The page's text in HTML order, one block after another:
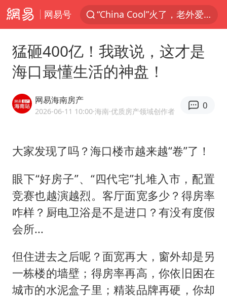
网易号
“China Cool”火了，老外爱上中国避暑游
张本智和：零封向鹏不意外
泰国初中生饮弹自尽前开了26枪
美股创4月份以来最大单周涨幅
台风白海豚登陆点缩圈
泰国校园枪击事件已致8死30余伤
光伏八巨头签署“不低于成本价”倡议
猛砸400亿！我敢说，这才是
海口最懂生活的神盘！
网易海南房产
2026-06-11 10:00·海南·优质房产领域创作者
0
大家发现了吗？海口楼市越来越“卷”了！
眼下“好房子”、“四代宅”扎堆入市，配置
竞赛也越演越烈。客厅面宽多少？得房率
咋样？厨电卫浴是不是进口？有没有度假
会所...
但住进去之后呢？面宽再大，窗外却是另
一栋楼的墙壁；得房率再高，你依旧困在
城市的水泥盒子里；精装品牌再硬，你却